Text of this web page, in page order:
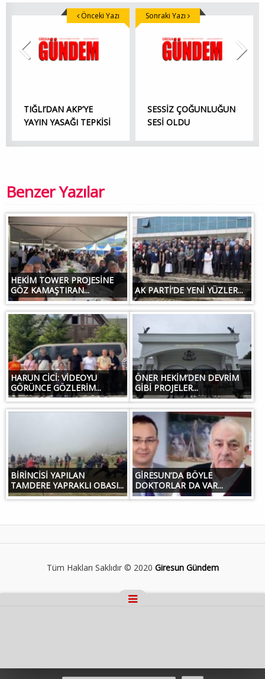
TIĞLI’DAN AKP’YE
YAYIN YASAĞI TEPKİSİ
Önceki Yazı
SESSİZ ÇOĞUNLUĞUN
SESİ OLDU
Sonraki Yazı
Benzer Yazılar
HEKİM TOWER PROJESİNE
GÖZ KAMAŞTIRAN...
AK PARTİ’DE YENİ YÜZLER...
HARUN CİCİ: VİDEOYU
GÖRÜNCE GÖZLERİM...
ÖNER HEKİM’DEN DEVRİM
GİBİ PROJELER...
BİRİNCİSİ YAPILAN
TAMDERE YAPRAKLI OBASI...
GİRESUN’DA BÖYLE
DOKTORLAR DA VAR...
Tüm Hakları Saklıdır © 2020 Giresun Gündem